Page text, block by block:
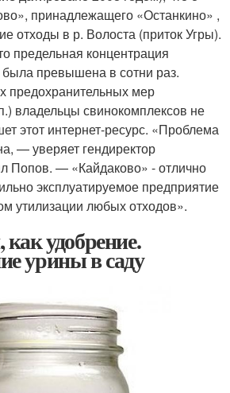
принадлежащего «Останкино» ,
отходы в р. Волоста (приток Угры).
предельная концентрация
превышена в сотни раз.
предохранительных мер
) владельцы свинокомплексов не
этот интернет-ресурс. «Проблема
— уверяет гендиректор
Попов. — «Кайдаково» - отлично
эксплуатируемое предприятие
утилизации любых отходов».
удобрение.
урины в саду